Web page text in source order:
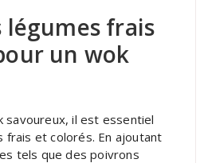
légumes frais
un wok
savoureux, il est essentiel
frais et colorés. En ajoutant
tels que des poivrons